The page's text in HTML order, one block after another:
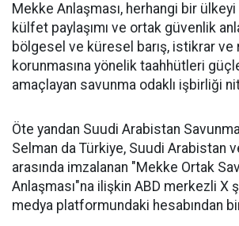
Mekke Anlaşması, herhangi bir
külfet paylaşımı ve ortak güvenlik
bölgesel ve küresel barış, istikrar ve
korunmasına yönelik taahhütleri
amaçlayan savunma odaklı işbirliği
Öte yandan Suudi Arabistan
Selman da Türkiye, Suudi Arabistan
arasında imzalanan "Mekke Ortak
Anlaşması"na ilişkin ABD merkezli X
medya platformundaki hesabından